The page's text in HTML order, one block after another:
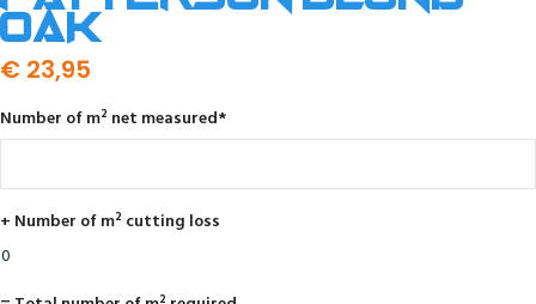
oak
€ 23,95
Number of m² net measured*
+ Number of m² cutting loss